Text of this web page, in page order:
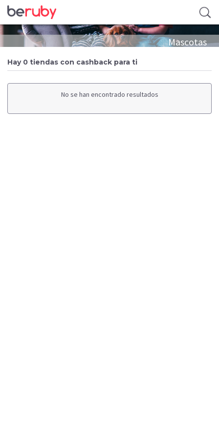
Mascotas
Hay 0 tiendas con cashback para ti
No se han encontrado resultados